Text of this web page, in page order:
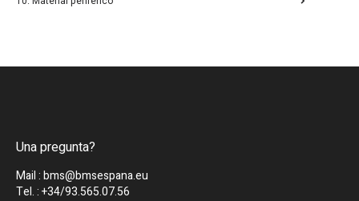
Una pregunta?
Mail : bms@bmsespana.eu
Tel. : +34/93.565.07.56